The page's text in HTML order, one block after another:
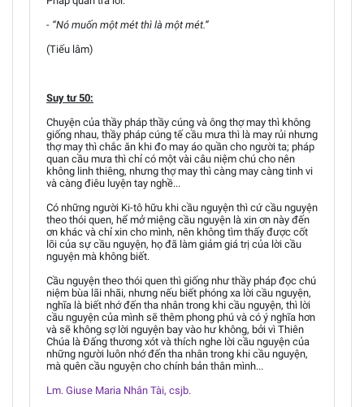
- “Nó muốn một mét thì là một mét.”
(Tiếu lâm)
Suy tư 50:
Chuyện của thầy pháp thầy cúng và ông thợ may thì không
giống nhau, thầy pháp cúng tế cầu mưa thì là may rủi nhưng
thợ may thì chắc ăn khi đo may áo quần cho người ta; pháp
quan cầu mưa thì chỉ có một vài câu niệm chú cho nên
không linh thiêng, nhưng thợ may thì càng may càng tinh vi
và càng điêu luyện tay nghề...
Có những người Ki-tô hữu khi cầu nguyện thì cứ cầu nguyện
theo thói quen, hể mở miệng cầu nguyện là xin ơn này đến
ơn khác và chỉ xin cho mình, nên không tìm thấy được cốt
lõi của sự cầu nguyện, họ đã làm giảm giá trị của lời cầu
nguyện mà không biết.
Cầu nguyện theo thói quen thì giống như thầy pháp đọc chú
niệm bùa lãi nhãi, nhưng nếu biết phóng xa lời cầu nguyện,
nghĩa là biết nhớ đến tha nhân trong khi cầu nguyện, thì lời
cầu nguyện của mình sẽ thêm phong phú và có ý nghĩa hơn
và sẽ không sợ lời nguyện bay vào hư không, bởi vì Thiên
Chúa là Đấng thương xót và thích nghe lời cầu nguyện của
những người luôn nhớ đến tha nhân trong khi cầu nguyện,
mà quên cầu nguyện cho chính bản thân mình...
Lm. Giuse Maria Nhân Tài, csjb.